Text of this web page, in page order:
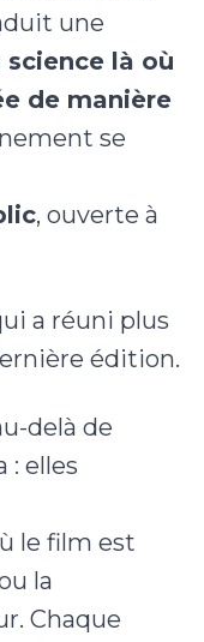
une
science là où
de manière
se
, ouverte à
a réuni plus
édition.
delà de
: elles
le film est
la
Chaque